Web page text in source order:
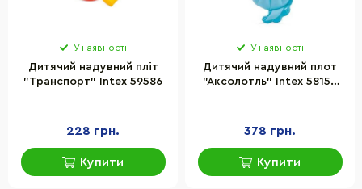
У наявності
Дитячий надувний пліт
"Транспорт" Intex 59586
228 грн.
Купити
У наявності
Дитячий надувний плот
"Аксолотль" Intex 58159
378 грн.
Купити